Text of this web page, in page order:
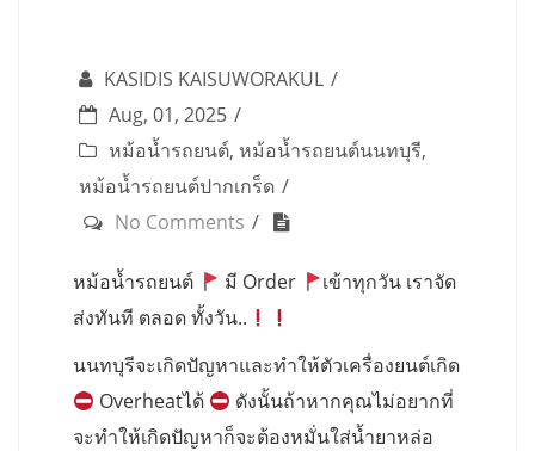
KASIDIS KAISUWORAKUL
Aug, 01, 2025
หม้อน้ำรถยนต์, หม้อน้ำรถยนต์นนทบุรี,
หม้อน้ำรถยนต์ปากเกร็ด
No Comments
หม้อน้ำรถยนต์ มี Order
เข้าทุกวัน เราจัด
ส่งทันที ตลอด ทั้งวัน..
นนทบุรีจะเกิดปัญหาและทำให้ตัวเครื่องยนต์เกิด
Overheatได้
ดังนั้นถ้าหากคุณไม่อยากที่
จะทำให้เกิดปัญหาก็จะต้องหมั่นใส่น้ำยาหล่อ